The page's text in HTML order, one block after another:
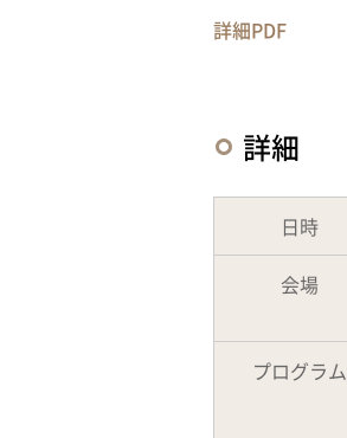
詳細PDF
詳細
日時
会場
プログラム